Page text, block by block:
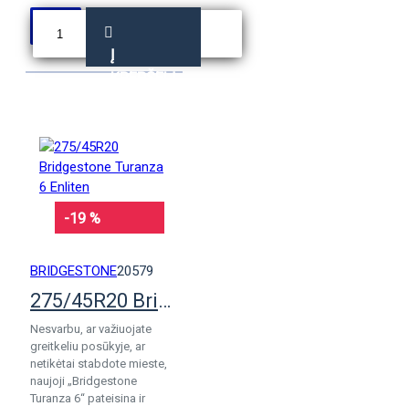
Į
KREPŠELĮ
-19 %
BRIDGESTONE20579
275/45R20 Bridgestone Turanza 6 Enliten
Nesvarbu, ar važiuojate
greitkeliu posūkyje, ar
netikėtai stabdote mieste,
naujoji „Bridgestone
Turanza 6“ pateisina ir